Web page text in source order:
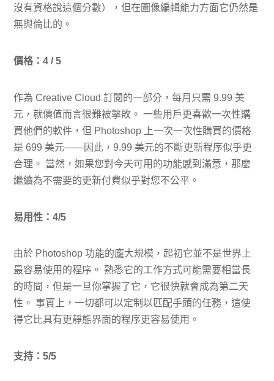
沒有資格說這個分數），但在圖像編輯能力方面它仍然是
無與倫比的。
價格：4 / 5
作為 Creative Cloud 訂閱的一部分，每月只需 9.99 美
元，就價值而言很難被擊敗。 一些用戶更喜歡一次性購
買他們的軟件，但 Photoshop 上一次一次性購買的價格
是 699 美元——因此，9.99 美元的不斷更新程序似乎更
合理。 當然，如果您對今天可用的功能感到滿意，那麼
繼續為不需要的更新付費似乎對您不公平。
易用性：4/5
由於 Photoshop 功能的龐大規模，起初它並不是世界上
最容易使用的程序。 熟悉它的工作方式可能需要相當長
的時間，但是一旦你掌握了它，它很快就會成為第二天
性。 事實上，一切都可以定制以匹配手頭的任務，這使
得它比具有更靜態界面的程序更容易使用。
支持：5/5